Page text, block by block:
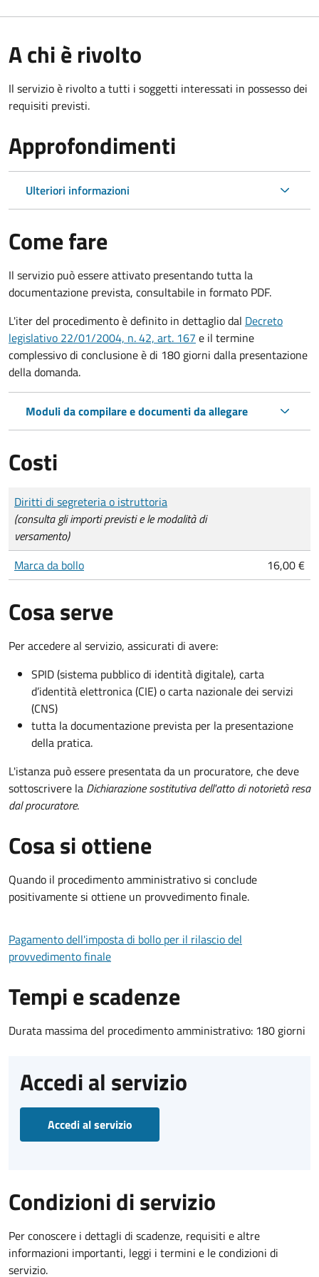
A chi è rivolto
Il servizio è rivolto a tutti i soggetti interessati in possesso dei
requisiti previsti.
Approfondimenti
Ulteriori informazioni
Come fare
Il servizio può essere attivato presentando tutta la
documentazione prevista, consultabile in formato PDF.
L'iter del procedimento è definito in dettaglio dal Decreto
legislativo 22/01/2004, n. 42, art. 167 e il termine
complessivo di conclusione è di 180 giorni dalla presentazione
della domanda.
Moduli da compilare e documenti da allegare
Costi
Tipo di pagamento
Importo
Diritti di segreteria o istruttoria
(consulta gli importi previsti e le modalità di
versamento)
Marca da bollo
16,00 €
Cosa serve
Per accedere al servizio, assicurati di avere:
SPID (sistema pubblico di identità digitale), carta
d’identità elettronica (CIE) o carta nazionale dei servizi
(CNS)
tutta la documentazione prevista per la presentazione
della pratica.
L'istanza può essere presentata da un procuratore, che deve
sottoscrivere la Dichiarazione sostitutiva dell'atto di notorietà resa
dal procuratore.
Cosa si ottiene
Quando il procedimento amministrativo si conclude
positivamente si ottiene un provvedimento finale.
Pagamento dell'imposta di bollo per il rilascio del
provvedimento finale
Tempi e scadenze
Durata massima del procedimento amministrativo: 180 giorni
Accedi al servizio
Accedi al servizio
Condizioni di servizio
Per conoscere i dettagli di scadenze, requisiti e altre
informazioni importanti, leggi i termini e le condizioni di
servizio.